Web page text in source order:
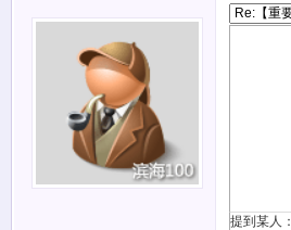
提到某人：